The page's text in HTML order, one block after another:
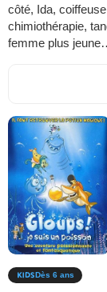
côté, Ida,
chimiothérapie,
femme plus
Dès 6 ans